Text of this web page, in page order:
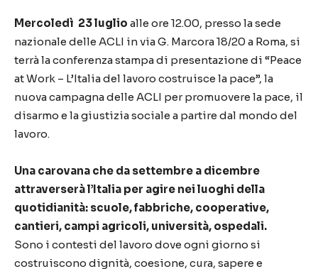
Mercoledì 23 luglio alle ore 12.00, presso la sede
nazionale delle ACLI in via G. Marcora 18/20 a Roma, si
terrà la conferenza stampa di presentazione di “Peace
at Work – L’Italia del lavoro costruisce la pace”, la
nuova campagna delle ACLI per promuovere la pace, il
disarmo e la giustizia sociale a partire dal mondo del
lavoro.
Una carovana che da settembre a dicembre
attraverserà l’Italia per agire nei luoghi della
quotidianità: scuole, fabbriche, cooperative,
cantieri, campi agricoli, università, ospedali.
Sono i contesti del lavoro dove ogni giorno si
costruiscono dignità, coesione, cura, sapere e